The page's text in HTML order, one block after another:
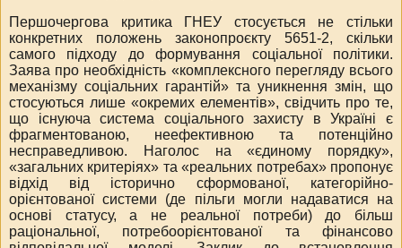
Першочергова критика ГНЕУ стосується не стільки
конкретних положень законопроєкту 5651-2, скільки
самого підходу до формування соціальної політики.
Заява про необхідність «комплексного перегляду всього
механізму соціальних гарантій» та уникнення змін, що
стосуються лише «окремих елементів», свідчить про те,
що існуюча система соціального захисту в Україні є
фрагментованою, неефективною та потенційно
несправедливою. Наголос на «єдиному порядку»,
«загальних критеріях» та «реальних потребах» пропонує
відхід від історично сформованої, категорійно-
орієнтованої системи (де пільги могли надаватися на
основі статусу, а не реальної потреби) до більш
раціональної, потребоорієнтованої та фінансово